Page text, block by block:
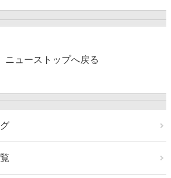
ニューストップへ戻る